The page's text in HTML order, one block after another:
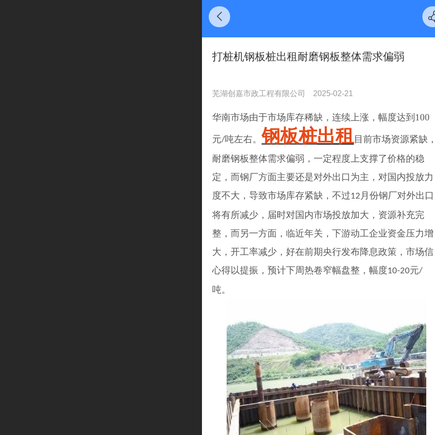
打桩机钢板桩出租耐磨钢板整体需求偏弱
芜湖创嘉市政工程有限公司 2025-02-21
华南市场由于市场库存稀缺，连续上涨，幅度达到100
元/吨左右。钢板桩出租
目前市场资源紧缺
耐磨钢板整体需求偏弱，一定程度上支撑了价格的稳
定，而钢厂方面主要还是对外出口为主，对国内投放力
度不大，导致市场库存紧缺，不过12 月份钢厂对外出口
将有所减少，届时对国内市场投放加大，资源补充完
整，而另一方面，临近年关，下游动工企业资金压力增
大，开工率减少，好在前期央行发布降息政策，市场信
心得以提振，预计下周热卷窄幅盘整，幅度10-20元/
吨。